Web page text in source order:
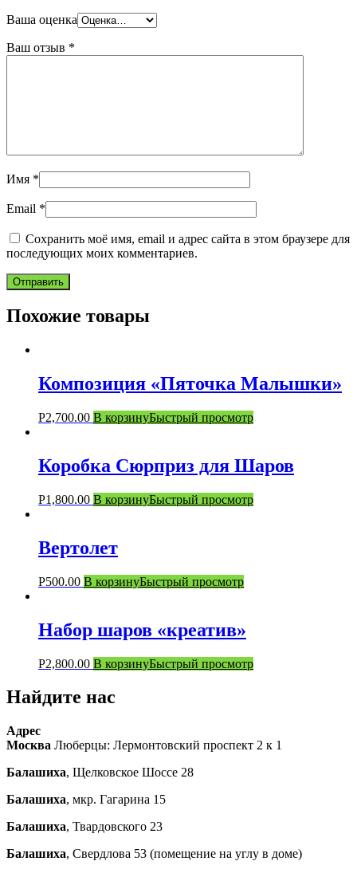
Ваша оценка
Ваш отзыв *
Имя *
Email *
Сохранить моё имя, email и адрес сайта в этом браузере для
последующих моих комментариев.
Похожие товары
Композиция «Пяточка Малышки»
Р2,700.00 В корзинуБыстрый просмотр
Коробка Сюрприз для Шаров
Р1,800.00 В корзинуБыстрый просмотр
Вертолет
Р500.00 В корзинуБыстрый просмотр
Набор шаров «креатив»
Р2,800.00 В корзинуБыстрый просмотр
Найдите нас
Адрес
Москва Люберцы: Лермонтовский проспект 2 к 1
Балашиха, Щелковское Шоссе 28
Балашиха, мкр. Гагарина 15
Балашиха, Твардовского 23
Балашиха, Свердлова 53 (помещение на углу в доме)